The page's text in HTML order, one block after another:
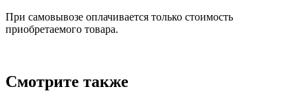
При самовывозе оплачивается только стоимость
приобретаемого товара.
Смотрите также